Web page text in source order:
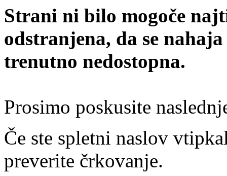
Strani ni bilo mogoče
odstranjena, da se
trenutno nedostopna.
Prosimo poskusite
Če ste spletni naslov
preverite črkovanje.